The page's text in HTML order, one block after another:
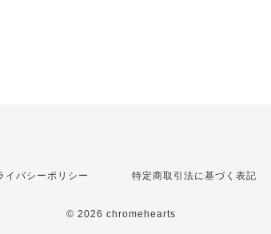
イバシーポリシー 特定商取引法に基づく表記
© 2026 chromehearts